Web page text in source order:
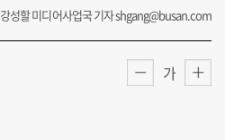
강성할 미디어사업국 기자 shgang@busan.com
가